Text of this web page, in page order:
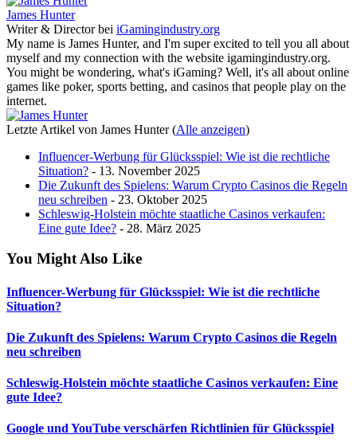
James Hunter
Writer & Directorbei iGamingindustry.org
My name is James Hunter, and I'm super excited to tell you all about
myself and my connection with the website igamingindustry.org.
You might be wondering, what's iGaming? Well, it's all about online
games like poker, sports betting, and casinos that people play on the
internet.
Letzte Artikel von James Hunter(Alle anzeigen)
Influencer-Werbung für Glücksspiel: Wie ist die rechtliche
Situation? - 13. November 2025
Die Zukunft des Spielens: Warum Crypto Casinos die Regeln
neu schreiben - 23. Oktober 2025
Schleswig-Holstein möchte staatliche Casinos verkaufen:
Eine gute Idee? - 28. März 2025
You Might Also Like
Influencer-Werbung für Glücksspiel: Wie ist die rechtliche
Situation?
Die Zukunft des Spielens: Warum Crypto Casinos die Regeln
neu schreiben
Schleswig-Holstein möchte staatliche Casinos verkaufen: Eine
gute Idee?
Google und YouTube verschärfen Richtlinien für Glücksspiel